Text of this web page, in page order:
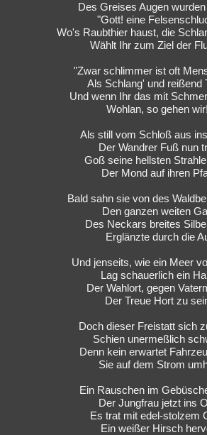
Des Greises Augen
"Gott! eine
Wo's Raubthier haust, die
Wählt Ihr zum Ziel der
"Zwar schlimmer ist oft
Als Schlang' und reißend
Und wenn Ihr das mit
Wohlan, so gehen
Als still vom Schloß aus
Der Wandrer Fuß nun
Goß seine hellsten
Der Mond auf ihren
Bald sahn sie von des
Den ganzen weiten
Des Neckars breites
Erglänzte durch die
Und jenseits, wie ein Meer
Lag schauerlich ein
Der Wahlort, gegen
Der Treue Hort zu
Doch dieser Freistatt sich
Schien unermeßlich
Denn kein erwartet
Sie auf dem Strom
Ein Rauschen im
Der Jungfrau jetzt ins
Es trat mit edel-stolzem
Ein weißer Hirsch